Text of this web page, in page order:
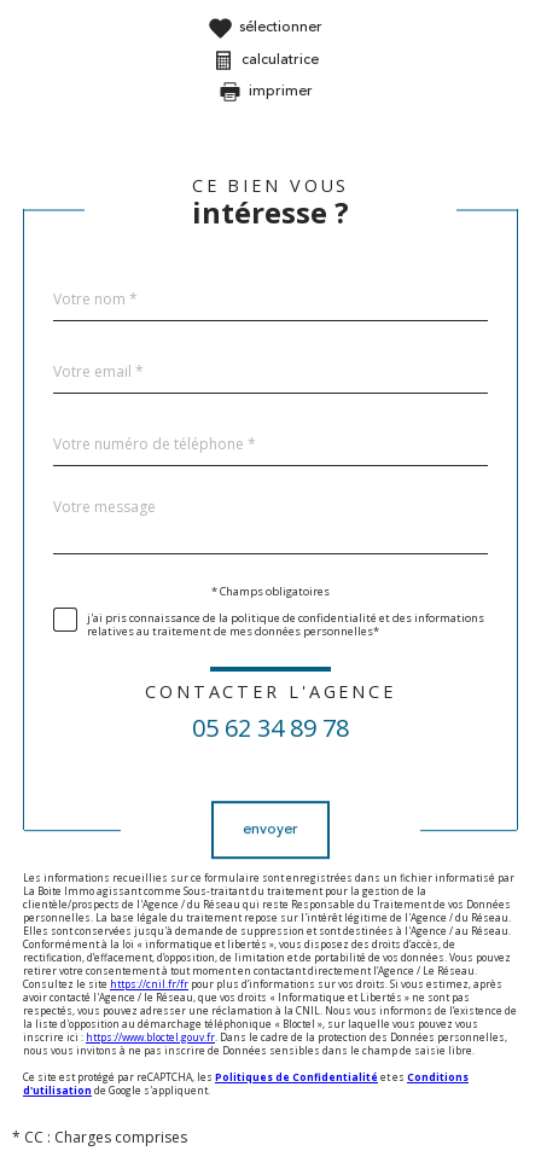
sélectionner
calculatrice
imprimer
CE BIEN VOUS
intéresse ?
Fieldset
par
*
*
*
Fieldset
défaut
Message
*
* Champs obligatoires
j'ai pris connaissance de la politique de confidentialité et des informations
relatives au traitement de mes données personnelles*
CONTACTER L'AGENCE
05 62 34 89 78
envoyer
Les informations recueillies sur ce formulaire sont enregistrées dans un fichier informatisé par
La Boite Immo agissant comme Sous-traitant du traitement pour la gestion de la
clientèle/prospects de l'Agence / du Réseau qui reste Responsable du Traitement de vos Données
personnelles. La base légale du traitement repose sur l'intérêt légitime de l'Agence / du Réseau.
Elles sont conservées jusqu'à demande de suppression et sont destinées à l'Agence / au Réseau.
Conformément à la loi « informatique et libertés », vous disposez des droits d’accès, de
rectification, d’effacement, d’opposition, de limitation et de portabilité de vos données. Vous pouvez
retirer votre consentement à tout moment en contactant directement l’Agence / Le Réseau.
Consultez le site https://cnil.fr/fr pour plus d’informations sur vos droits. Si vous estimez, après
avoir contacté l'Agence / le Réseau, que vos droits « Informatique et Libertés » ne sont pas
respectés, vous pouvez adresser une réclamation à la CNIL. Nous vous informons de l’existence de
la liste d'opposition au démarchage téléphonique « Bloctel », sur laquelle vous pouvez vous
inscrire ici : https://www.bloctel.gouv.fr . Dans le cadre de la protection des Données personnelles,
nous vous invitons à ne pas inscrire de Données sensibles dans le champ de saisie libre.
Ce site est protégé par reCAPTCHA, les Politiques de Confidentialité et es Conditions
d'utilisation de Google s'appliquent.
* CC : Charges comprises